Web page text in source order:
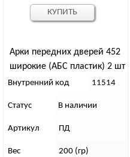
Арки передних дверей 452
широкие (АБС пластик) 2 шт
Внутренний код 11514
Статус В наличии
Артикул ПД
Вес 200 (гр)
КУПИТЬ